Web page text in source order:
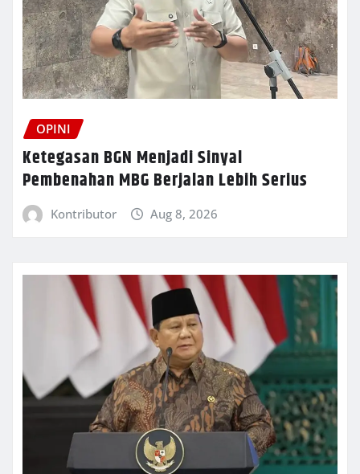
OPINI
Ketegasan BGN Menjadi Sinyal
Pembenahan MBG Berjalan Lebih Serius
Kontributor Aug 8, 2026